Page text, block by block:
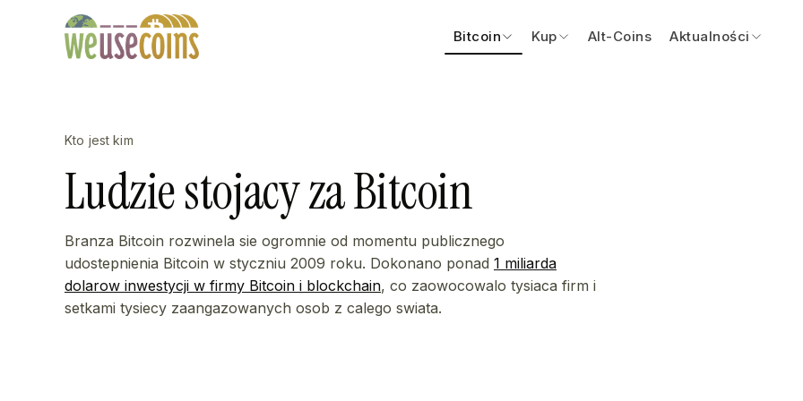
Bitcoin Kup Alt-Coins Aktualności
Kto jest kim
Ludzie stojacy za Bitcoin
Branza Bitcoin rozwinela sie ogromnie od momentu publicznego
udostepnienia Bitcoin w styczniu 2009 roku. Dokonano ponad 1 miliarda
dolarow inwestycji w firmy Bitcoin i blockchain, co zaowocowalo tysiaca firm i
setkami tysiecy zaangazowanych osob z calego swiata.